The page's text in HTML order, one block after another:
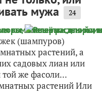
мужа 24
(шампуров)
растений, а
садовых лиан или
же фасоли...
растений Или